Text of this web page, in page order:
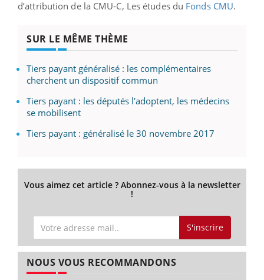
d’attribution de la CMU-C, Les études du Fonds CMU.
SUR LE MÊME THÈME
Tiers payant généralisé : les complémentaires
cherchent un dispositif commun
Tiers payant : les députés l'adoptent, les médecins
se mobilisent
Tiers payant : généralisé le 30 novembre 2017
Vous aimez cet article ? Abonnez-vous à la newsletter
!
S'inscrire
NOUS VOUS RECOMMANDONS